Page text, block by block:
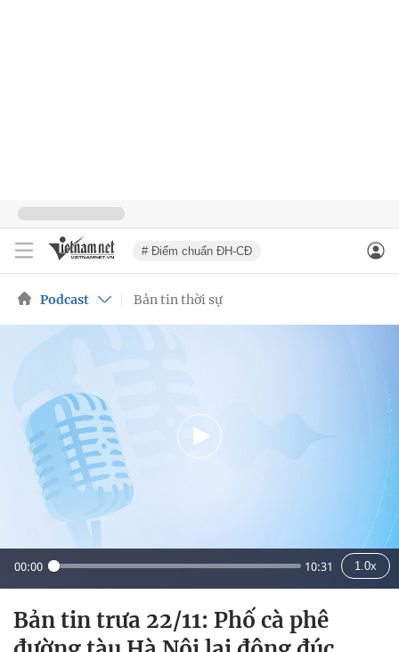
# Điểm chuẩn ĐH-CĐ
Podcast Bản tin thời sự
00:00 10:31 1.0x
Bản tin trưa 22/11: Phố cà phê